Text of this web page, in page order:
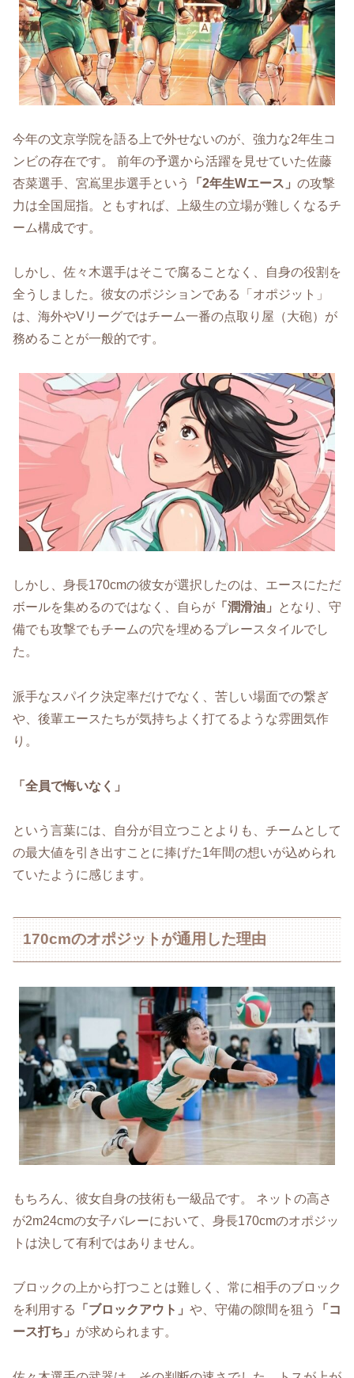
今年の文京学院を語る上で外せないのが、強力な2年生コ
ンビの存在です。 前年の予選から活躍を見せていた佐藤
杏菜選手、宮嶌里歩選手という
「2年生Wエース」 の攻撃
力は全国屈指。ともすれば、上級生の立場が難しくなるチ
ーム構成です。
しかし、佐々木選手はそこで腐ることなく、自身の役割を
全うしました。彼女のポジションである「オポジット」
は、海外やVリーグではチーム一番の点取り屋（大砲）が
務めることが一般的です。
しかし、身長170cmの彼女が選択したのは、エースにただ
ボールを集めるのではなく、自らが 「潤滑油」
となり、守
備でも攻撃でもチームの穴を埋めるプレースタイルでし
た。
派手なスパイク決定率だけでなく、苦しい場面での繋ぎ
や、後輩エースたちが気持ちよく打てるような雰囲気作
り。
「全員で悔いなく」
という言葉には、自分が目立つことよりも、チームとして
の最大値を引き出すことに捧げた1年間の想いが込められ
ていたように感じます。
170cmのオポジットが通用した理由
もちろん、彼女自身の技術も一級品です。 ネットの高さ
が2m24cmの女子バレーにおいて、身長170cmのオポジッ
トは決して有利ではありません。
ブロックの上から打つことは難しく、常に相手のブロック
を利用する
「ブロックアウト」 や、守備の隙間を狙う
「コ
ース打ち」 が求められます。